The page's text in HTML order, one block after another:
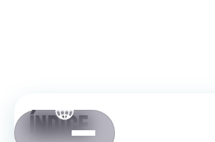
ÍNDICE